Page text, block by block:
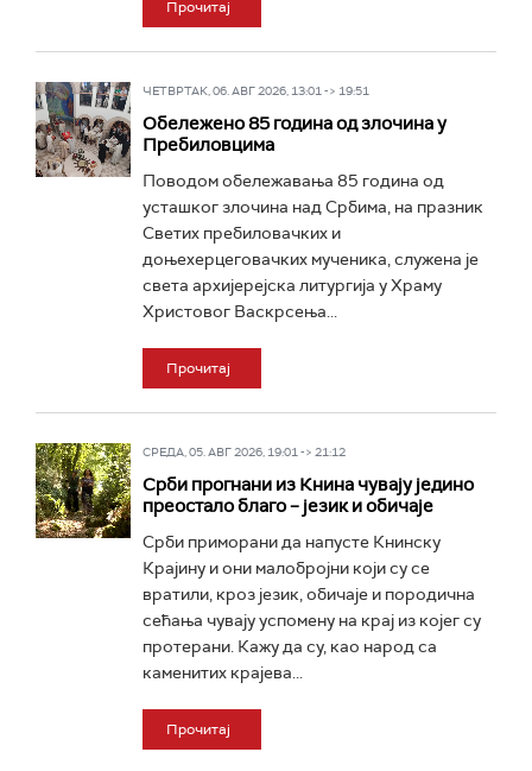
Прочитај
ЧЕТВРТАК, 06. АВГ 2026, 13:01 -> 19:51
Обележено 85 година од злочина у
Пребиловцима
Поводом обележавања 85 година од
усташког злочина над Србима, на празник
Светих пребиловачких и
доњехерцеговачких мученика, служена је
света архијерејска литургија у Храму
Христовог Васкрсења...
Прочитај
СРЕДА, 05. АВГ 2026, 19:01 -> 21:12
Срби прогнани из Книна чувају једино
преостало благо – језик и обичаје
Срби приморани да напусте Книнску
Крајину и они малобројни који су се
вратили, кроз језик, обичаје и породична
сећања чувају успомену на крај из којег су
протерани. Кажу да су, као народ са
каменитих крајева...
Прочитај